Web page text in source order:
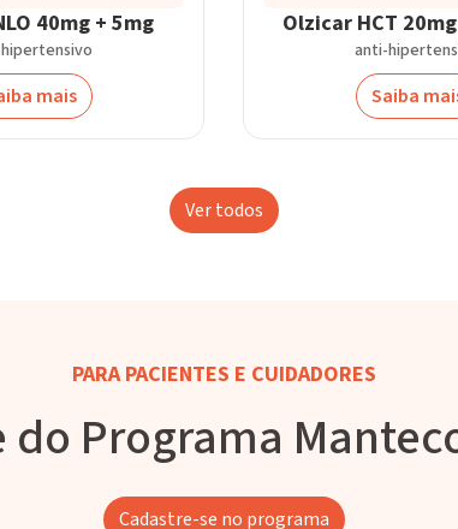
40mg + 5mg
mais
Olzicar HCT
anti-
Saiba
Ver todos
PARA PACIENTES E CUIDADORES
do Programa
Cadastre-se no programa